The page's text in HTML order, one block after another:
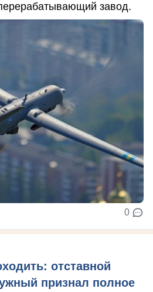
завод.
0
отставной
признал полное